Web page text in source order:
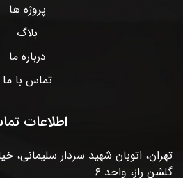
پروژه ها
بلاگ
درباره ما
تماس با ما
اطلاعات
تهران، اتوبان شهید سردار سلیمانی،
گلشن راز، واحد ۶